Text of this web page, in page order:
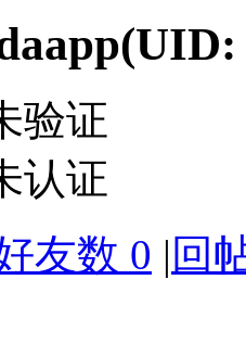
(UID:
验证
认证
友数 0 | 回